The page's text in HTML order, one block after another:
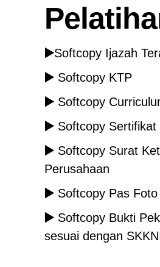
▶️Softcopy Ijazah
▶️ Softcopy KTP
▶️ Softcopy
▶️ Softcopy Sertifikat
▶️ Softcopy Surat
Perusahaan
▶️ Softcopy Pas Foto
▶️ Softcopy Bukti
sesuai dengan